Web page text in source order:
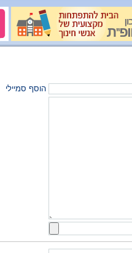
הוסף סמיילי